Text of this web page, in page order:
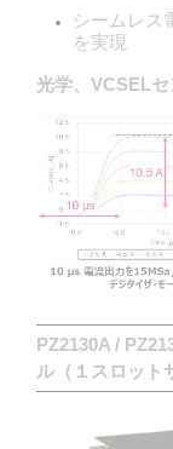
シームレス
を実現
光学、VCSEL
PZ2130A /
ル（１スロット